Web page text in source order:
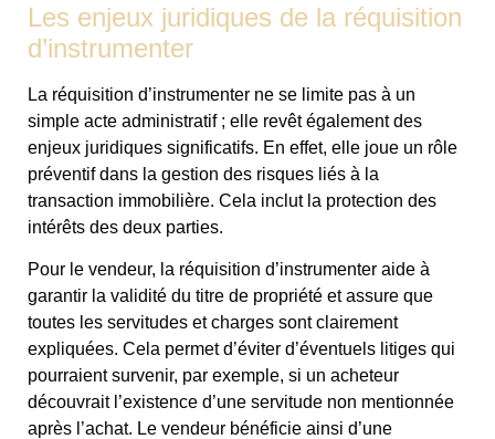
Les enjeux juridiques de la réquisition
d’instrumenter
La réquisition d’instrumenter ne se limite pas à un
simple acte administratif ; elle revêt également des
enjeux juridiques significatifs. En effet, elle joue un rôle
préventif dans la gestion des risques liés à la
transaction immobilière. Cela inclut la protection des
intérêts des deux parties.
Pour le vendeur, la réquisition d’instrumenter aide à
garantir la validité du titre de propriété et assure que
toutes les servitudes et charges sont clairement
expliquées. Cela permet d’éviter d’éventuels litiges qui
pourraient survenir, par exemple, si un acheteur
découvrait l’existence d’une servitude non mentionnée
après l’achat. Le vendeur bénéficie ainsi d’une